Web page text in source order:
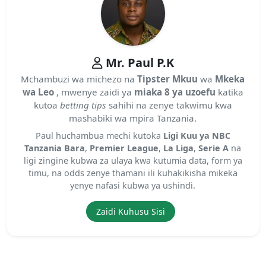
Mr. Paul P.K
Mchambuzi wa michezo naTipster Mkuu wa Mkeka
wa Leo , mwenye zaidi ya miaka 8 ya uzoefu katika
kutoa betting tips sahihi na zenye takwimu kwa
mashabiki wa mpira Tanzania.
Paul huchambua mechi kutoka Ligi Kuu ya NBC
Tanzania Bara, Premier League, La Liga,Serie A na
ligi zingine kubwa za ulaya kwa kutumia data, form ya
timu, na odds zenye thamani ili kuhakikisha mikeka
yenye nafasi kubwa ya ushindi.
Zaidi Kuhusu Sisi